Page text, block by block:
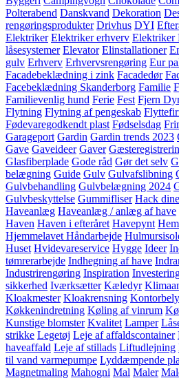
Polterabend Danskvand Dekoration
rengøringsprodukter Drivhus DYI
Elektriker Elektriker erhverv Elektriker
låsesystemer Elevator Elinstallationer
gulv Erhverv Erhvervsrengøring Eur
Facadebeklædning i zink Facadedør
Facebeklædning Skanderborg Familie
Familievenlig hund Ferie Fest Fjern
Flytning Flytning af pengeskab
Fødevaregodkendt plast Fødselsdag
Garageport Gardin Gardin trends 2023
Gave Gaveideer Gaver
Glasfiberplade Gode råd Gør det selv
belægning Guide Gulv Gulvafslibning
Gulvbehandling Gulvbelægning 2024
Gulvbeskyttelse Gummifliser Hack
Haveanlæg Haveanlæg / anlæg af have
Haven Haven i efteråret Havepynt
Hjemmelavet Håndarbejde
Huset Hvidevareservice Hygge Ideer
tømrerarbejde Indhegning af have
Industrirengøring Inspiration
sikkerhed Iværksætter Kæledyr
Kloakmester Kloakrensning
Køkkenindretning Køling af vinrum
Kunstige blomster Kvalitet Lamper
strikke Legetøj Leje af affaldscontainer
haveaffald Leje af stillads Liftudlejning
til vand varmepumpe Lyddæmpende
Magnetmaling Mahogni Mal Maler